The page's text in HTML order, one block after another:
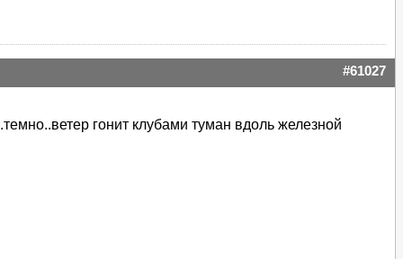
#61027
гонит клубами туман вдоль железной